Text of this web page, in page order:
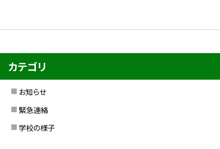
カテゴリ
お知らせ
緊急連絡
学校の様子